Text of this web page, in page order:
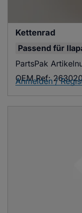
Kettenrad
Passend für
PartsPak
OEM Ref:
Anmelden /